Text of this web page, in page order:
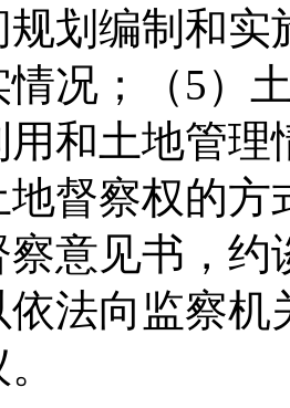
规划编制和
情况；（5）
用和土地管
地督察权的方
察意见书，约
依法向监察